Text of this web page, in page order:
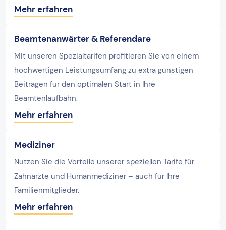
Mehr erfahren
Beamtenanwärter & Referendare
Mit unseren Spezialtarifen profitieren Sie von einem
hochwertigen Leistungsumfang zu extra günstigen
Beiträgen für den optimalen Start in Ihre
Beamtenlaufbahn.
Mehr erfahren
Mediziner
Nutzen Sie die Vorteile unserer speziellen Tarife für
Zahnärzte und Humanmediziner – auch für Ihre
Familienmitglieder.
Mehr erfahren